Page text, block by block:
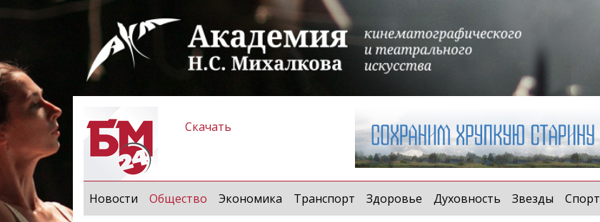
Скачать
Новости Общество (current)
Экономика Транспорт Здоровье Духовность Звезды Спорт